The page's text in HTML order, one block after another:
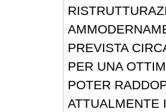
PREVISTA
PER UNA
POTER
ATTUALMENTE